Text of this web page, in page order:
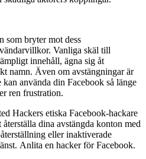
som bryter mot dess
Vanliga skäl till
innehåll, ägna sig åt
namn. Även om avstängningar är
använda din Facebook så länge
ren frustration.
Hackers etiska Facebook-hackare
dina avstängda konton med
eller inaktiverade
Anlita en hacker för Facebook.